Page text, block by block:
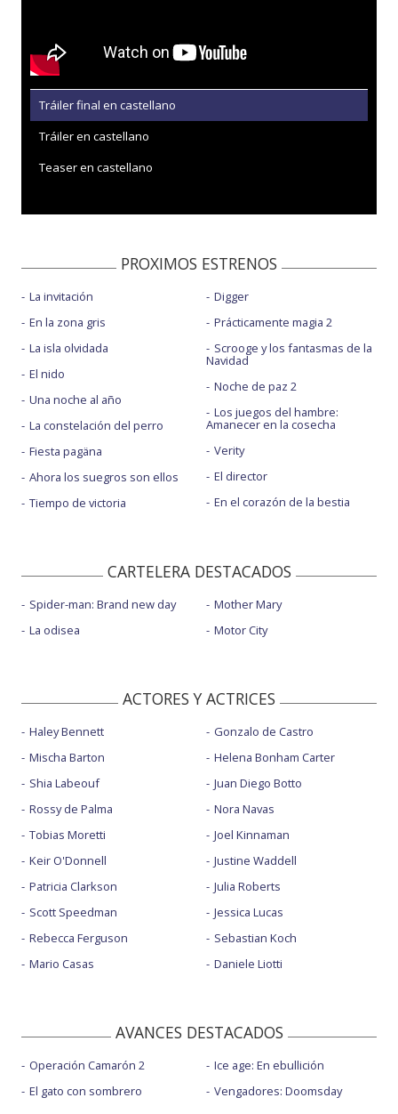
Tráiler final en castellano
Tráiler en castellano
Teaser en castellano
PROXIMOS ESTRENOS
La invitación
En la zona gris
La isla olvidada
El nido
Una noche al año
La constelación del perro
Fiesta pagäna
Ahora los suegros son ellos
Tiempo de victoria
Digger
Prácticamente magia 2
Scrooge y los fantasmas de la
Navidad
Noche de paz 2
Los juegos del hambre:
Amanecer en la cosecha
Verity
El director
En el corazón de la bestia
CARTELERA DESTACADOS
Spider-man: Brand new day
La odisea
Mother Mary
Motor City
ACTORES Y ACTRICES
Haley Bennett
Mischa Barton
Shia Labeouf
Rossy de Palma
Tobias Moretti
Keir O'Donnell
Patricia Clarkson
Scott Speedman
Rebecca Ferguson
Mario Casas
Gonzalo de Castro
Helena Bonham Carter
Juan Diego Botto
Nora Navas
Joel Kinnaman
Justine Waddell
Julia Roberts
Jessica Lucas
Sebastian Koch
Daniele Liotti
AVANCES DESTACADOS
Operación Camarón 2
El gato con sombrero
Ice age: En ebullición
Vengadores: Doomsday